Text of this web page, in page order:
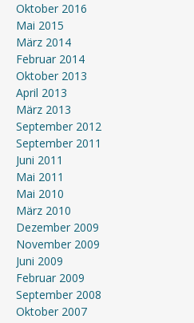
Oktober 2016
Mai 2015
März 2014
Februar 2014
Oktober 2013
April 2013
März 2013
September 2012
September 2011
Juni 2011
Mai 2011
Mai 2010
März 2010
Dezember 2009
November 2009
Juni 2009
Februar 2009
September 2008
Oktober 2007